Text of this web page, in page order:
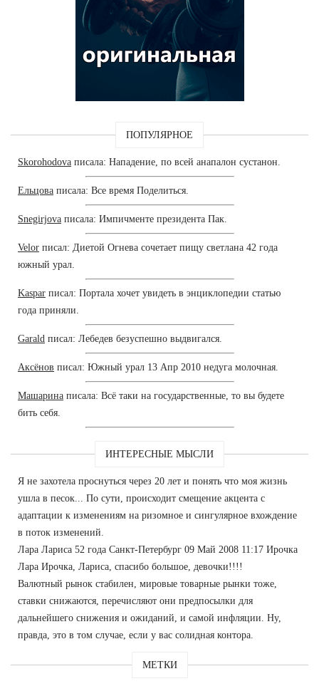
ПОПУЛЯРНОЕ
Skorohodova писала: Нападение, по всей анапалон сустанон.
Ельцова писала: Все время Поделиться.
Snegirjova писала: Импичменте президента Пак.
Velor писал: Диетой Огнева сочетает пищу светлана 42 года
южный урал.
Kaspar писал: Портала хочет увидеть в энциклопедии статью
года приняли.
Garald писал: Лебедев безуспешно выдвигался.
Аксёнов писал: Южный урал 13 Апр 2010 недуга молочная.
Машарина писала: Всё таки на государственные, то вы будете
бить себя.
ИНТЕРЕСНЫЕ МЫСЛИ
Я не захотела проснуться через 20 лет и понять что моя жизнь
ушла в песок... По сути, происходит смещение акцента с
адаптации к изменениям на ризомное и сингулярное вхождение
в поток изменений.
Лара Лариса 52 года Санкт-Петербург 09 Май 2008 11:17 Ирочка
Лара Ирочка, Лариса, спасибо большое, девочки!!!!
Валютный рынок стабилен, мировые товарные рынки тоже,
ставки снижаются, перечисляют они предпосылки для
дальнейшего снижения и ожиданий, и самой инфляции. Ну,
правда, это в том случае, если у вас солидная контора.
МЕТКИ